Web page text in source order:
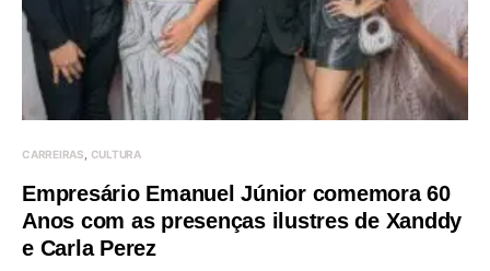
CARREIRAS CULTURA
Empresário Emanuel Júnior comemora 60
Anos com as presenças ilustres de Xanddy
e Carla Perez